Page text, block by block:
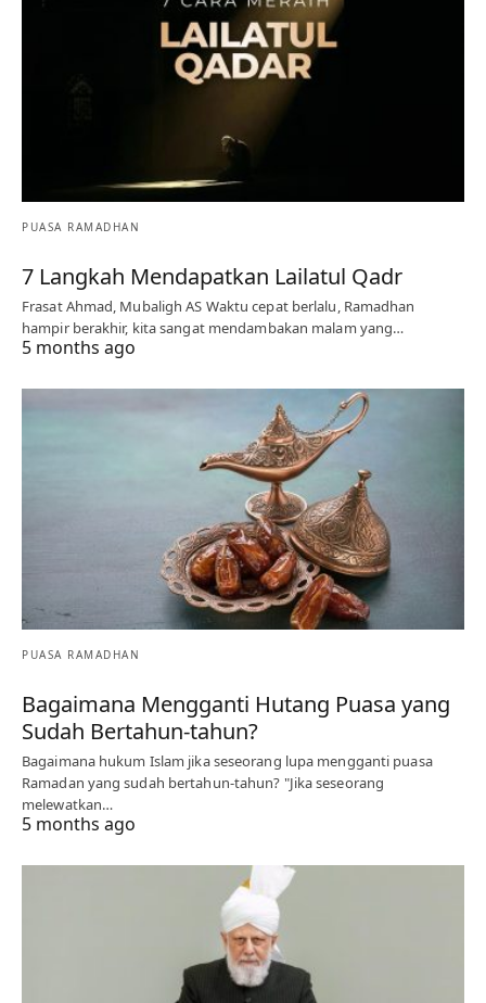
PUASA RAMADHAN
7 Langkah Mendapatkan Lailatul Qadr
Frasat Ahmad, Mubaligh AS Waktu cepat berlalu, Ramadhan
hampir berakhir, kita sangat mendambakan malam yang…
5 months ago
PUASA RAMADHAN
Bagaimana Mengganti Hutang Puasa yang
Sudah Bertahun-tahun?
Bagaimana hukum Islam jika seseorang lupa mengganti puasa
Ramadan yang sudah bertahun-tahun? "Jika seseorang
melewatkan…
5 months ago